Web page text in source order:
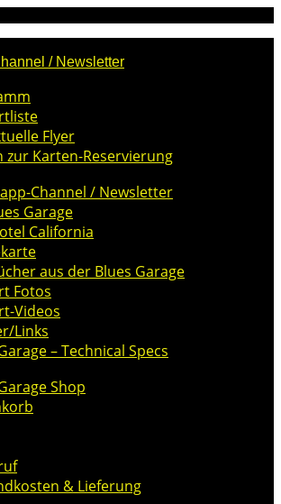
/ Newsletter
Flyer
zur Karten-Reservierung
Channel / Newsletter
Garage
California
aus der Blues Garage
Fotos
Videos
Links
– Technical Specs
Shop
& Lieferung